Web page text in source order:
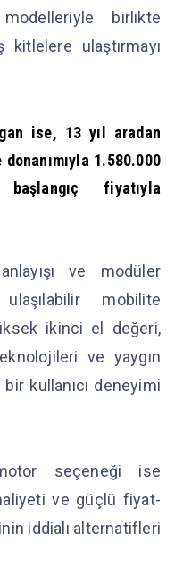
birlikte
ulaştırmayı
ise, 13 yıl aradan
1.580.000
fiyatıyla
ve modüler
mobilite
ikinci el değeri,
ve yaygın
kullanıcı deneyimi
seçeneği ise
ve güçlü fiyat-
iddialı alternatifleri